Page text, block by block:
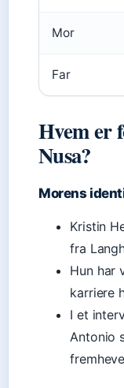
Mor
Far
Hvem er
Nusa?
Morens
Kristin
fra
Hun har
karriere
I et
Antonio